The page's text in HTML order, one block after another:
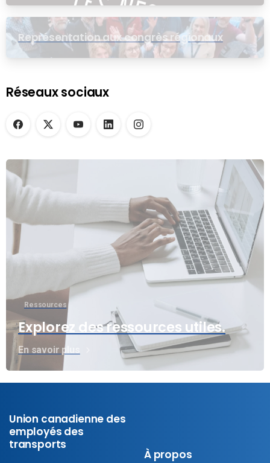
Représentation aux congrès régionaux
Réseaux sociaux
Ressources
Explorez des ressources utiles.
En savoir plus
Union canadienne des
employés des
transports
À propos